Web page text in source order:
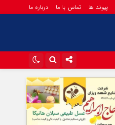
پیوند ها تماس با ما درباره ما